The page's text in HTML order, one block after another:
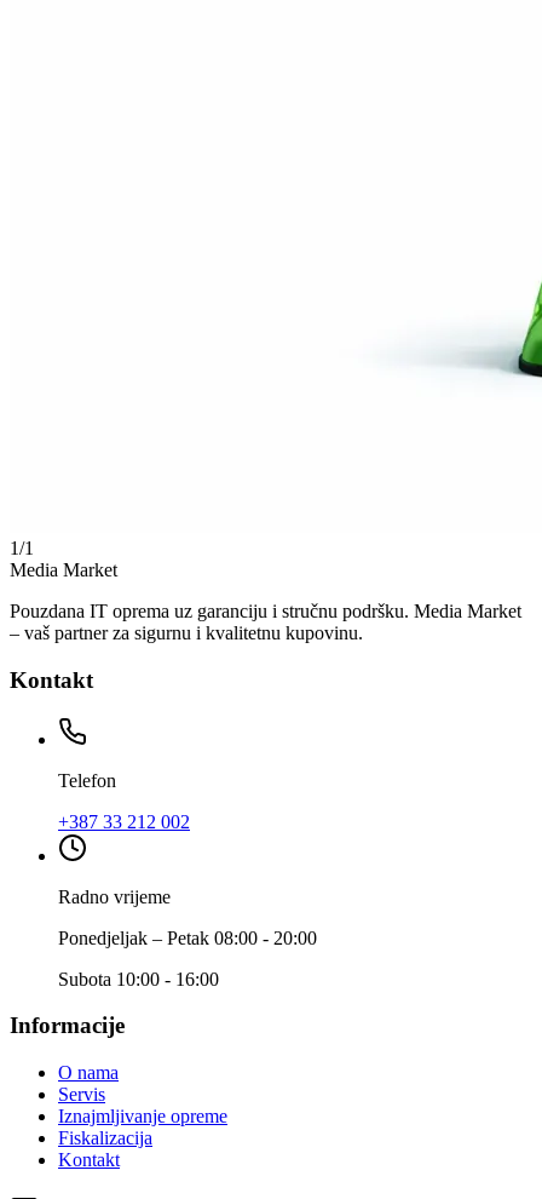
1/1
Media Market
Pouzdana IT oprema uz garanciju i stručnu podršku. Media Market
– vaš partner za sigurnu i kvalitetnu kupovinu.
Kontakt
Telefon
+387 33 212 002
Radno vrijeme
Ponedjeljak – Petak 08:00 - 20:00
Subota 10:00 - 16:00
Informacije
O nama
Servis
Iznajmljivanje opreme
Fiskalizacija
Kontakt